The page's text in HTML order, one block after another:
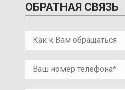
ОБРАТНАЯ СВЯЗЬ